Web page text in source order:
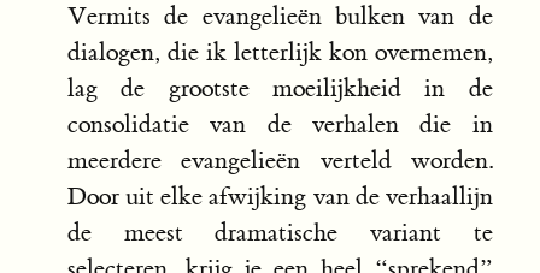
Vermits de evangelieën bulken van de
dialogen, die ik letterlijk kon overnemen,
lag de grootste moeilijkheid in de
consolidatie van de verhalen die in
meerdere evangelieën verteld worden.
Door uit elke afwijking van de verhaallijn
de meest dramatische variant te